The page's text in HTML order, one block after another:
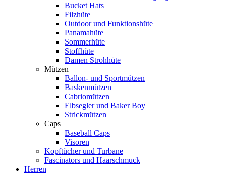
Bucket Hats
Filzhüte
Outdoor und Funktionshüte
Panamahüte
Sommerhüte
Stoffhüte
Damen Strohhüte
Mützen
Ballon- und Sportmützen
Baskenmützen
Cabriomützen
Elbsegler und Baker Boy
Strickmützen
Caps
Baseball Caps
Visoren
Kopftücher und Turbane
Fascinators und Haarschmuck
Herren